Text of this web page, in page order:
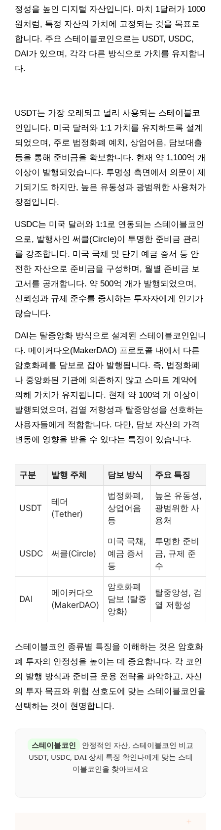
정성을 높인 디지털 자산입니다. 마치 1달러가 1000
원처럼, 특정 자산의 가치에 고정되는 것을 목표로
합니다. 주요 스테이블코인으로는 USDT, USDC,
DAI가 있으며, 각각 다른 방식으로 가치를 유지합니
다.
USDT는 가장 오래되고 널리 사용되는 스테이블코
인입니다. 미국 달러와 1:1 가치를 유지하도록 설계
되었으며, 주로 법정화폐 예치, 상업어음, 담보대출
등을 통해 준비금을 확보합니다. 현재 약 1,100억 개
이상이 발행되었습니다. 투명성 측면에서 의문이 제
기되기도 하지만, 높은 유동성과 광범위한 사용처가
장점입니다.
USDC는 미국 달러와 1:1로 연동되는 스테이블코인
으로, 발행사인 써클(Circle)이 투명한 준비금 관리
를 강조합니다. 미국 국채 및 단기 예금 증서 등 안
전한 자산으로 준비금을 구성하며, 월별 준비금 보
고서를 공개합니다. 약 500억 개가 발행되었으며,
신뢰성과 규제 준수를 중시하는 투자자에게 인기가
많습니다.
DAI는 탈중앙화 방식으로 설계된 스테이블코인입니
다. 메이커다오(MakerDAO) 프로토콜 내에서 다른
암호화폐를 담보로 잡아 발행됩니다. 즉, 법정화폐
나 중앙화된 기관에 의존하지 않고 스마트 계약에
의해 가치가 유지됩니다. 현재 약 100억 개 이상이
발행되었으며, 검열 저항성과 탈중앙성을 선호하는
사용자들에게 적합합니다. 다만, 담보 자산의 가격
변동에 영향을 받을 수 있다는 특징이 있습니다.
구분 발행 주체 담보 방식 주요 특징
USDT
테더
(Tether)
법정화폐,
상업어음
등
높은 유동성,
광범위한 사
용처
USDC 써클(Circle)
미국 국채,
예금 증서
등
투명한 준비
금, 규제 준
수
DAI
메이커다오
(MakerDAO)
암호화폐
담보 (탈중
앙화)
탈중앙성, 검
열 저항성
스테이블코인 종류별 특징을 이해하는 것은 암호화
폐 투자의 안정성을 높이는 데 중요합니다. 각 코인
의 발행 방식과 준비금 운용 전략을 파악하고, 자신
의 투자 목표와 위험 선호도에 맞는 스테이블코인을
선택하는 것이 현명합니다.
스테이블코인
안정적인 자산, 스테이블코인 비교
USDT, USDC, DAI 상세 특징 확인나에게 맞는 스테
이블코인을 찾아보세요